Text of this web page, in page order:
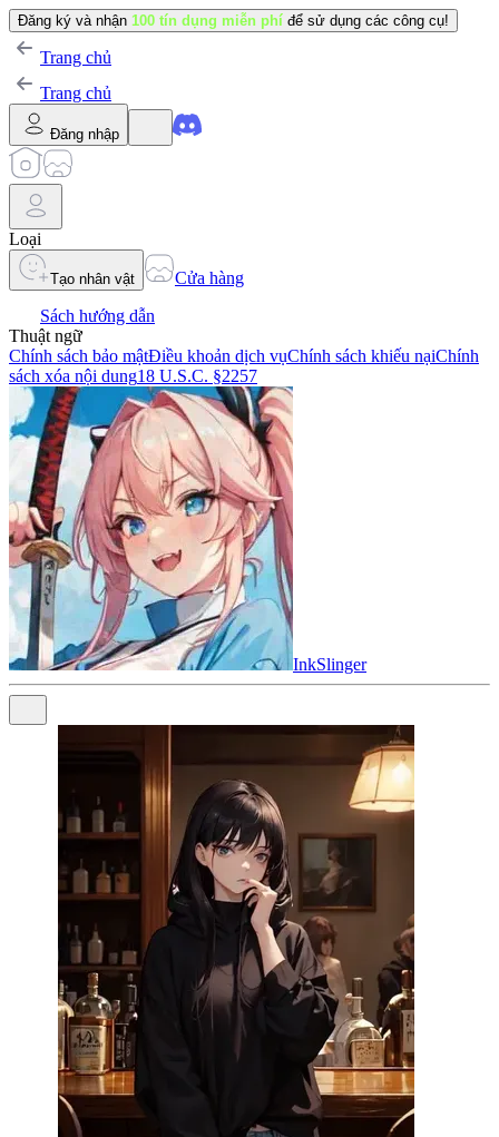
Đăng ký và nhận 100 tín dụng miễn phí để sử dụng các công cụ!
Trang chủ
Trang chủ
Đăng nhập
Loại
Tạo nhân vật
Cửa hàng
Sách hướng dẫn
Thuật ngữ
Chính sách bảo mậtĐiều khoản dịch vụChính sách khiếu nạiChính
sách xóa nội dung18 U.S.C. §2257
InkSlinger